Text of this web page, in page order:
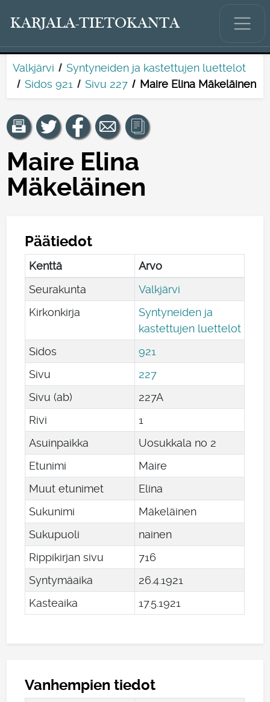
KARJALA-TIETOKANTA
Valkjärvi
Syntyneiden ja kastettujen luettelot
Sidos 921
Sivu 227 Maire Elina Mäkeläinen
Maire Elina
Mäkeläinen
Päätiedot
Kenttä
Arvo
Seurakunta
Valkjärvi
Kirkonkirja
Syntyneiden ja
kastettujen luettelot
Sidos
921
Sivu
227
Sivu (ab)
227A
Rivi
1
Asuinpaikka
Uosukkala no 2
Etunimi
Maire
Muut etunimet
Elina
Sukunimi
Mäkeläinen
Sukupuoli
nainen
Rippikirjan sivu
716
Syntymäaika
264.1921
Kasteaika
17.5.1921
Vanhempien tiedot